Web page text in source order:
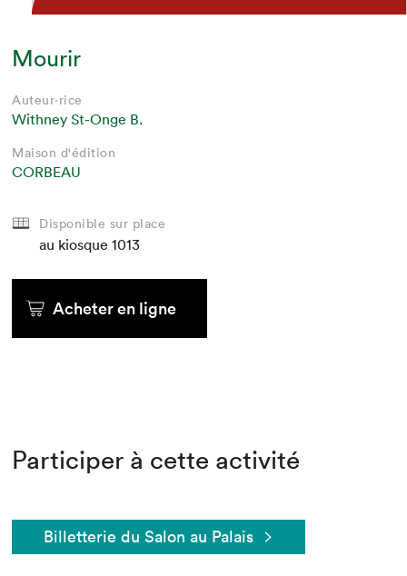
Mourir
Auteur·rice
Withney St-Onge B.
Maison d'édition
CORBEAU
Disponible sur place
au kiosque 1013
Acheter en ligne
Participer à cette activité
Billetterie du Salon au Palais